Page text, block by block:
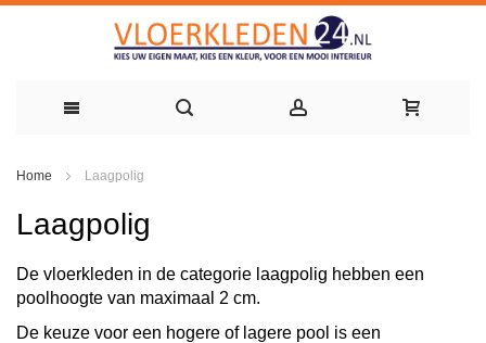
de
inhoud
Home Laagpolig
Laagpolig
De vloerkleden in de categorie laagpolig hebben een
poolhoogte van maximaal 2 cm.
De keuze voor een hogere of lagere pool is een